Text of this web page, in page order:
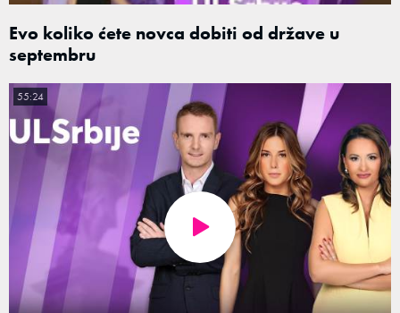
Evo koliko ćete novca dobiti od države u
septembru
55:24